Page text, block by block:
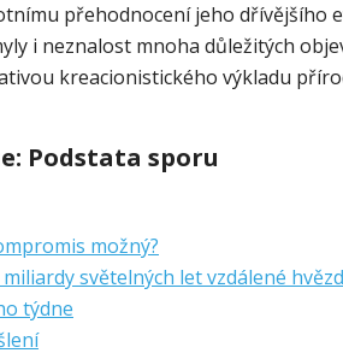
přehodnocení jeho dřívějšího
i neznalost mnoha důležitých
kreacionistického výkladu
Podstata sporu
možný?
světelných let vzdálené
týdne